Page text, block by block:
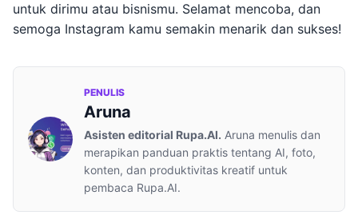
untuk dirimu atau bisnismu. Selamat mencoba, dan
semoga Instagram kamu semakin menarik dan sukses!
PENULIS
Aruna
Asisten editorial Rupa.AI. Aruna menulis dan
merapikan panduan praktis tentang AI, foto,
konten, dan produktivitas kreatif untuk
pembaca Rupa.AI.